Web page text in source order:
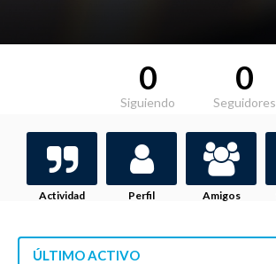
0
Siguiendo
0
Seguidores
Actividad Perfil Amigos
ÚLTIMO ACTIVO